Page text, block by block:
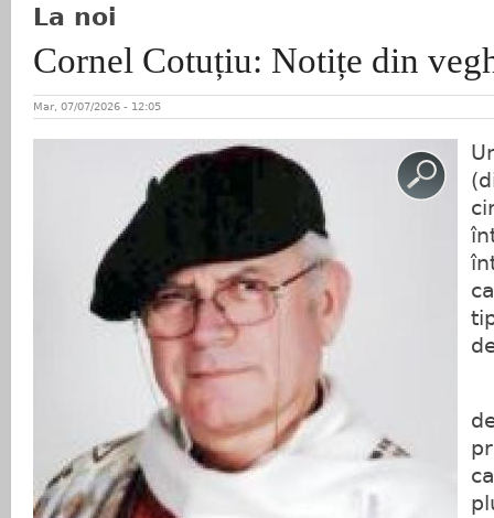
La noi
Cornel Cotuțiu: Notițe din
Mar, 07/07/2026 - 12:05